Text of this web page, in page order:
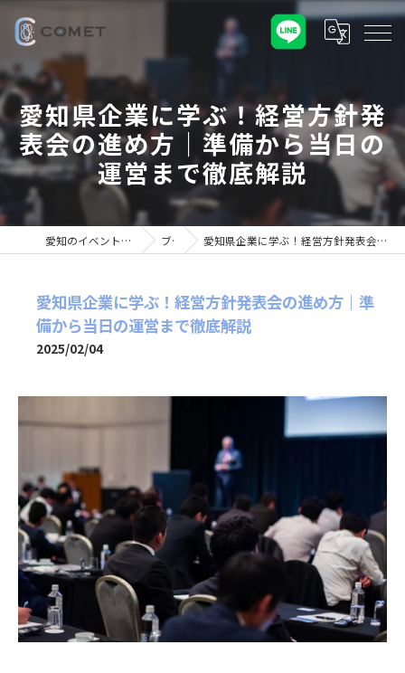
愛知県企業に学ぶ！経営方針発
表会の進め方｜準備から当日の
運営まで徹底解説
愛知のイベント業なら株式会社COMET ブログ 愛知県企業に学ぶ！経営方針発表会の進め方｜準備から当日の運営まで徹底解説
愛知県企業に学ぶ！経営方針発表会の進め方｜準
備から当日の運営まで徹底解説
2025/02/04